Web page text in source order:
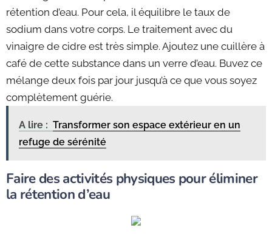
rétention d’eau. Pour cela, il équilibre le taux de
sodium dans votre corps. Le traitement avec du
vinaigre de cidre est très simple. Ajoutez une cuillère à
café de cette substance dans un verre d’eau. Buvez ce
mélange deux fois par jour jusqu’à ce que vous soyez
complètement guérie.
A lire : Transformer son espace extérieur en un
refuge de sérénité
Faire des activités physiques pour éliminer
la rétention d’eau